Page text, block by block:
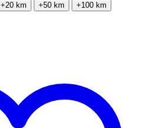
+20 km +50 km +100 km